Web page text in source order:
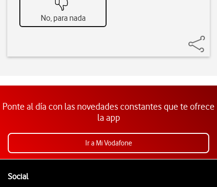
No, para nada
Ponte al día con las novedades constantes que te ofrece
la app
Ir a Mi Vodafone
SocialEnlaces a las redes sociales de Vodafone